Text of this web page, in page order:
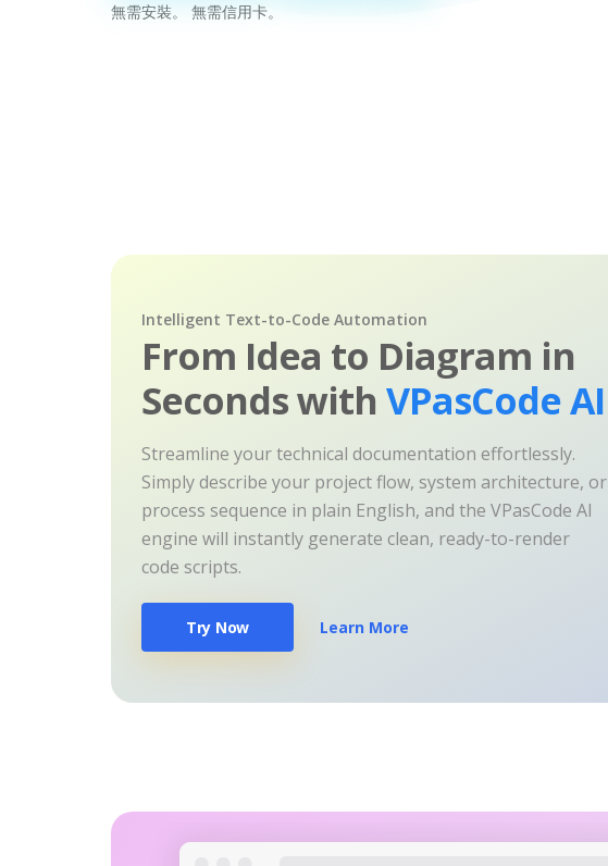
無需安裝。 無需信用卡。
Intelligent Text-to-Code Automation
From Idea to Diagram in
Seconds withVPasCode AI
Streamline your technical documentation effortlessly.
Simply describe your project flow, system architecture, or
process sequence in plain English, and the VPasCode AI
engine will instantly generate clean, ready-to-render
code scripts.
Try Now Learn More